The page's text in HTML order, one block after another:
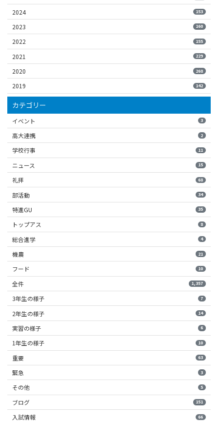
2024 153
2023 160
2022 155
2021 229
2020 268
2019 142
カテゴリー
イベント 3
高大連携 2
学校行事 11
ニュース 15
礼拝 68
部活動 34
特進GU 35
トップアス 8
総合進学 4
機農 21
フード 10
全件 1,357
3年生の様子 7
2年生の様子 14
実習の様子 6
1年生の様子 10
重要 63
緊急 3
その他 5
ブログ 151
入試情報 66